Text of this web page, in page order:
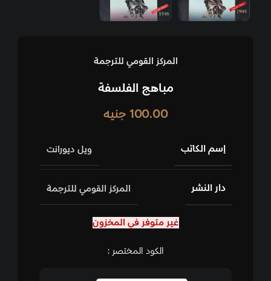
المركز القومي للترجمة
مباهج الفلسفة
100.00 جنيه
إسم الكاتب ويل ديورانت
دار النشر المركز القومي للترجمة
غير متوفر في المخزون
الكود المختصر :